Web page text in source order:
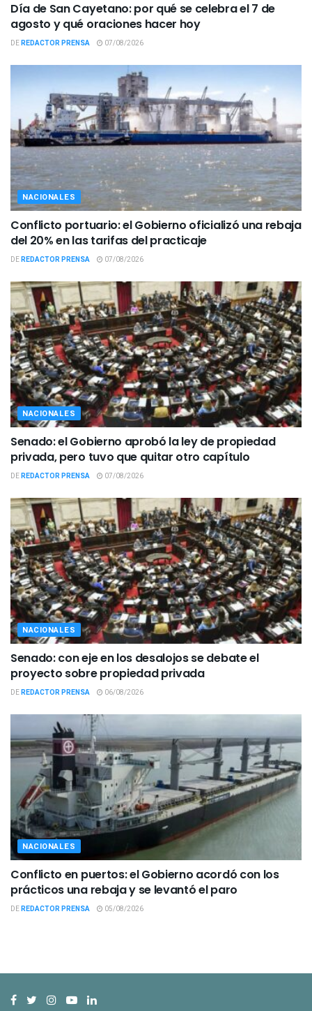
Día de San Cayetano: por qué se celebra el 7 de
agosto y qué oraciones hacer hoy
DEREDACTOR PRENSA 07/08/2026
NACIONALES
Conflicto portuario: el Gobierno oficializó una rebaja
del 20% en las tarifas del practicaje
DEREDACTOR PRENSA 07/08/2026
NACIONALES
Senado: el Gobierno aprobó la ley de propiedad
privada, pero tuvo que quitar otro capítulo
DEREDACTOR PRENSA 07/08/2026
NACIONALES
Senado: con eje en los desalojos se debate el
proyecto sobre propiedad privada
DEREDACTOR PRENSA 06/08/2026
NACIONALES
Conflicto en puertos: el Gobierno acordó con los
prácticos una rebaja y se levantó el paro
DEREDACTOR PRENSA 05/08/2026